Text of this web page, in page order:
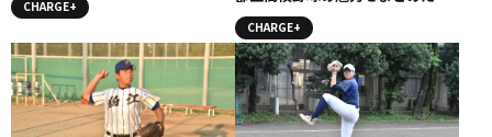
CHARGE+
冊。 3月５日付け 朝日新聞に掲
載されました
CHARGE+